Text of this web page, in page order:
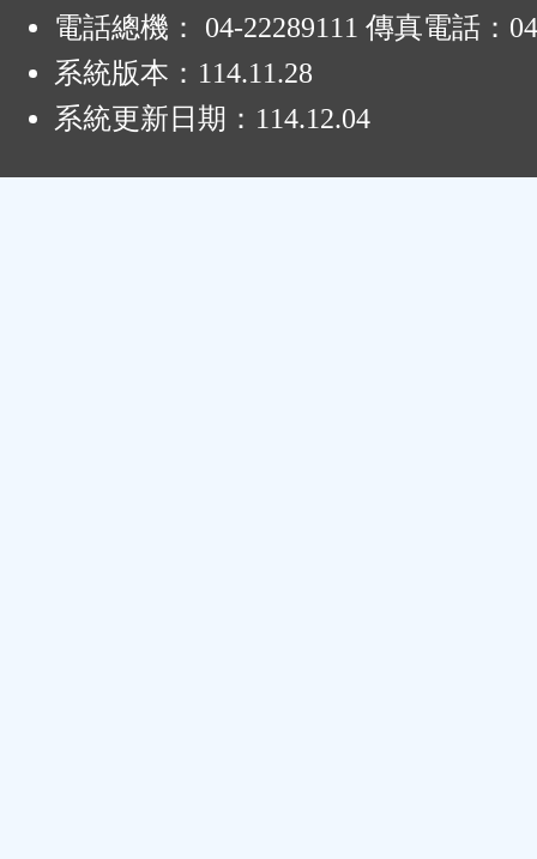
電話總機： 04-22289111 傳真電話：
系統版本： 114.11.28
系統更新日期： 114.12.04